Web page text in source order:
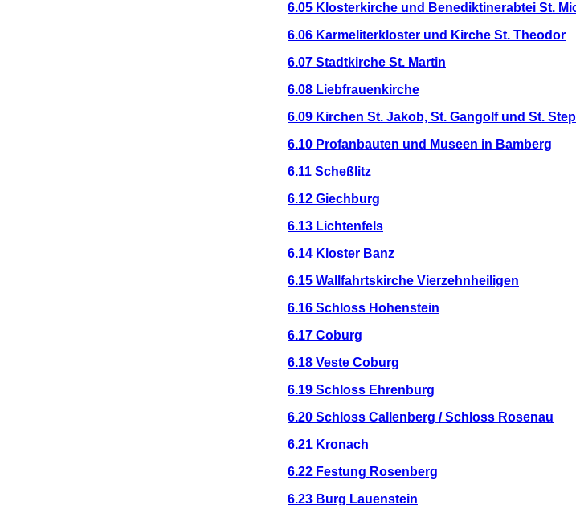
6.05 Klosterkirche und Benediktinerabtei St.
6.06 Karmeliterkloster und Kirche St. Theodor
6.07 Stadtkirche St. Martin
6.08 Liebfrauenkirche
6.09 Kirchen St. Jakob, St. Gangolf und St.
6.10 Profanbauten und Museen in Bamberg
6.11 Scheßlitz
6.12 Giechburg
6.13 Lichtenfels
6.14 Kloster Banz
6.15 Wallfahrtskirche Vierzehnheiligen
6.16 Schloss Hohenstein
6.17 Coburg
6.18 Veste Coburg
6.19 Schloss Ehrenburg
6.20 Schloss Callenberg / Schloss Rosenau
6.21 Kronach
6.22 Festung Rosenberg
6.23 Burg Lauenstein